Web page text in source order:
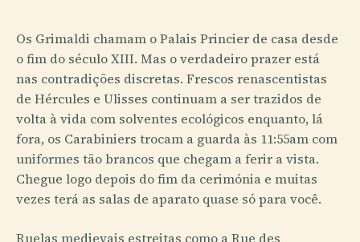
Os Grimaldi chamam o Palais Princier de casa desde
o fim do século XIII. Mas o verdadeiro prazer está
nas contradições discretas. Frescos renascentistas
de Hércules e Ulisses continuam a ser trazidos de
volta à vida com solventes ecológicos enquanto, lá
fora, os Carabiniers trocam a guarda às 11:55am com
uniformes tão brancos que chegam a ferir a vista.
Chegue logo depois do fim da cerimónia e muitas
vezes terá as salas de aparato quase só para você.
Ruelas medievais estreitas como a Rue des